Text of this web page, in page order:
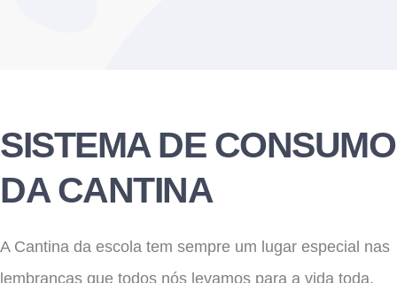
SISTEMA DE CONSUMO
DA CANTINA
A Cantina da escola tem sempre um lugar especial nas
lembranças que todos nós levamos para a vida toda.